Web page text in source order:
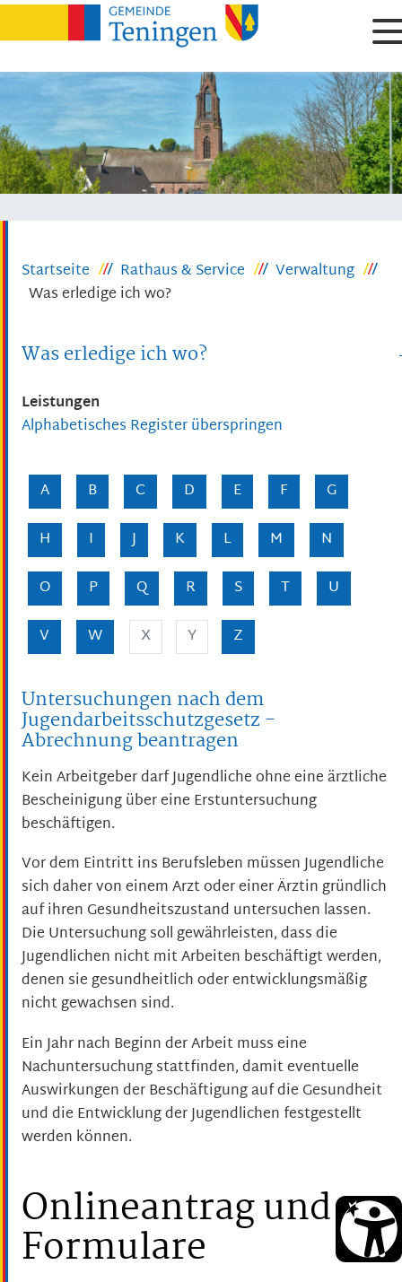
Startseite Rathaus & Service
Verwaltung
Was erledige ich wo?
Was erledige ich wo?
Leistungen
Alphabetisches Register überspringen
A B C D E F
G
H
I J K L M
N
O
P Q R S T
U
V
W X Y Z
Untersuchungen nach dem
Jugendarbeitsschutzgesetz -
Abrechnung beantragen
Kein Arbeitgeber darf Jugendliche ohne eine ärztliche
Bescheinigung über eine Erstuntersuchung
beschäftigen.
Vor dem Eintritt ins Berufsleben müssen Jugendliche
sich daher von einem Arzt oder einer Ärztin gründlich
auf ihren Gesundheitszustand untersuchen lassen.
Die Untersuchung soll gewährleisten, dass die
Jugendlichen nicht mit Arbeiten beschäftigt werden,
denen sie gesundheitlich oder entwicklungsmäßig
nicht gewachsen sind.
Ein Jahr nach Beginn der Arbeit muss eine
Nachuntersuchung stattfinden, damit eventuelle
Auswirkungen der Beschäftigung auf die Gesundheit
und die Entwicklung der Jugendlichen festgestellt
werden können.
Onlineantrag und
Formulare